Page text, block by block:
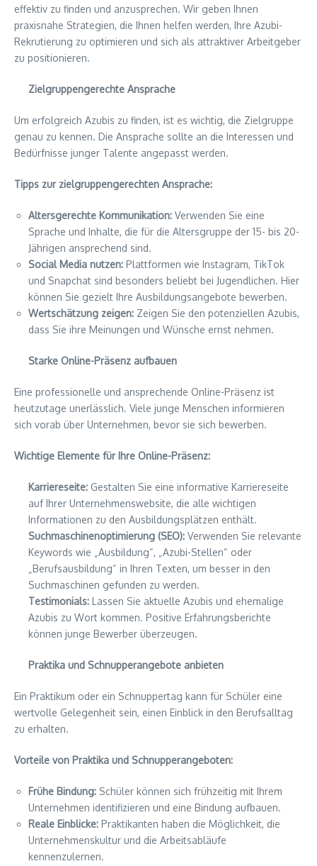
effektiv zu finden und anzusprechen. Wir geben Ihnen
praxisnahe Strategien, die Ihnen helfen werden, Ihre Azubi-
Rekrutierung zu optimieren und sich als attraktiver Arbeitgeber
zu positionieren.
Zielgruppengerechte Ansprache
Um erfolgreich Azubis zu finden, ist es wichtig, die Zielgruppe
genau zu kennen. Die Ansprache sollte an die Interessen und
Bedürfnisse junger Talente angepasst werden.
Tipps zur zielgruppengerechten Ansprache:
Altersgerechte Kommunikation: Verwenden Sie eine
Sprache und Inhalte, die für die Altersgruppe der 15- bis 20-
Jährigen ansprechend sind.
Social Media nutzen: Plattformen wie Instagram, TikTok
und Snapchat sind besonders beliebt bei Jugendlichen. Hier
können Sie gezielt Ihre Ausbildungsangebote bewerben.
Wertschätzung zeigen: Zeigen Sie den potenziellen Azubis,
dass Sie ihre Meinungen und Wünsche ernst nehmen.
Starke Online-Präsenz aufbauen
Eine professionelle und ansprechende Online-Präsenz ist
heutzutage unerlässlich. Viele junge Menschen informieren
sich vorab über Unternehmen, bevor sie sich bewerben.
Wichtige Elemente für Ihre Online-Präsenz:
Karriereseite: Gestalten Sie eine informative Karriereseite
auf Ihrer Unternehmenswebsite, die alle wichtigen
Informationen zu den Ausbildungsplätzen enthält.
Suchmaschinenoptimierung (SEO): Verwenden Sie relevante
Keywords wie „Ausbildung“, „Azubi-Stellen“ oder
„Berufsausbildung“ in Ihren Texten, um besser in den
Suchmaschinen gefunden zu werden.
Testimonials: Lassen Sie aktuelle Azubis und ehemalige
Azubis zu Wort kommen. Positive Erfahrungsberichte
können junge Bewerber überzeugen.
Praktika und Schnupperangebote anbieten
Ein Praktikum oder ein Schnuppertag kann für Schüler eine
wertvolle Gelegenheit sein, einen Einblick in den Berufsalltag
zu erhalten.
Vorteile von Praktika und Schnupperangeboten:
Frühe Bindung: Schüler können sich frühzeitig mit Ihrem
Unternehmen identifizieren und eine Bindung aufbauen.
Reale Einblicke: Praktikanten haben die Möglichkeit, die
Unternehmenskultur und die Arbeitsabläufe
kennenzulernen.